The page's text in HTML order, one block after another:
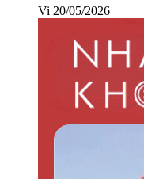
Vi 20/05/2026